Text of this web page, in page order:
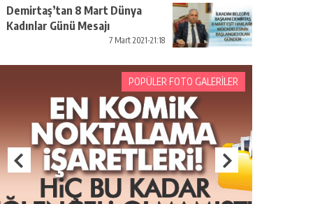
Demirtaş’tan 8 Mart Dünya
Kadınlar Günü Mesajı
7 Mart 2021-21:18
POPÜLER FOTO GALERİLER